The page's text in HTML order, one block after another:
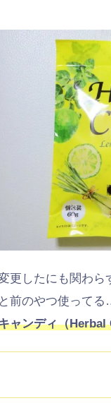
更したにも関わ
前のやつ使って
ャンディ（Herbal